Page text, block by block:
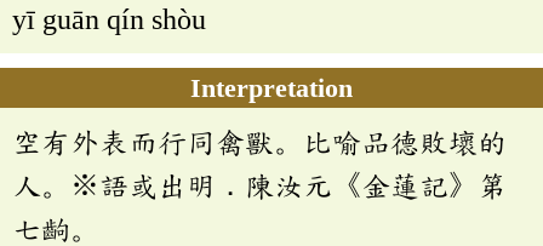
yī guān qín shòu
Interpretation
空有外表而行同禽獸。比喻品德敗壞的
人。※語或出明．陳汝元《金蓮記》第
七齣。